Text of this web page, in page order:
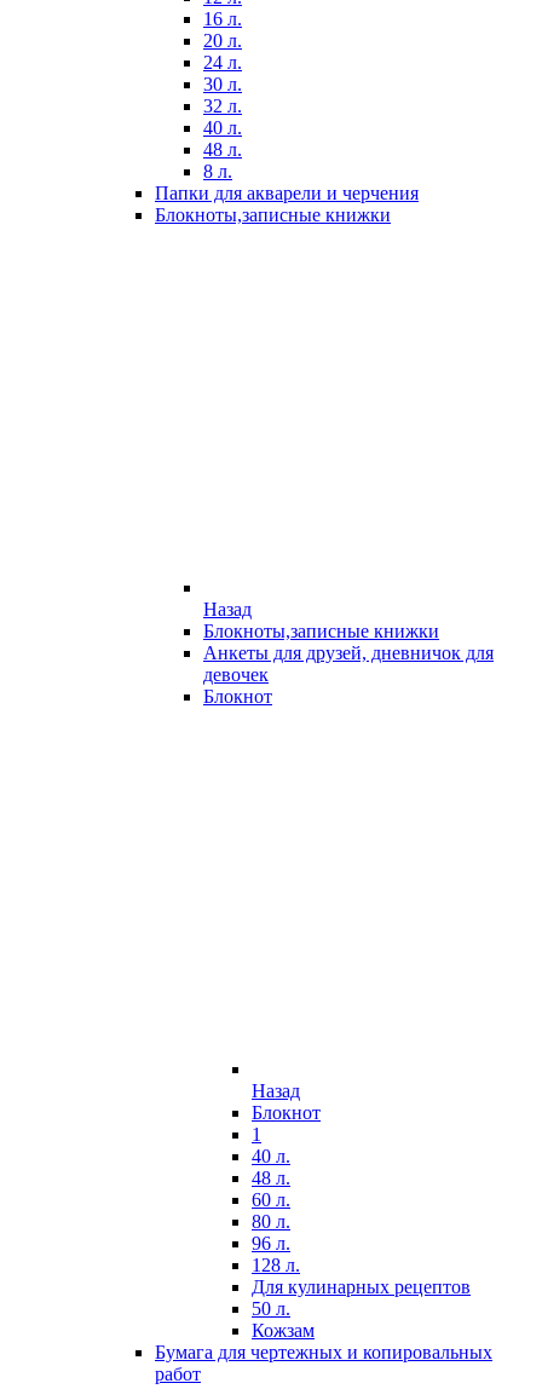
16 л.
20 л.
24 л.
30 л.
32 л.
40 л.
48 л.
8 л.
Папки для акварели и черчения
Блокноты,записные книжки
Назад
Блокноты,записные книжки
Анкеты для друзей, дневничок для
девочек
Блокнот
Назад
Блокнот
1
40 л.
48 л.
60 л.
80 л.
96 л.
128 л.
Для кулинарных рецептов
50 л.
Кожзам
Бумага для чертежных и копировальных
работ